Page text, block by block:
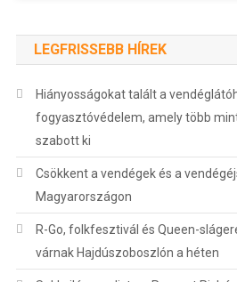
LEGFRISSEBB HÍREK
Hiányosságokat talált a
fogyasztóvédelem, amely több
szabott ki
Csökkent a vendégek és a
Magyarországon
R-Go, folkfesztivál és Queen-
várnak Hajdúszoboszlón a héten